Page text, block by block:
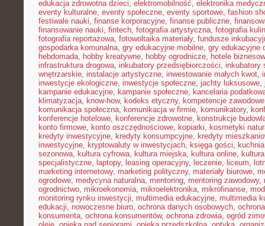
edukacja zdrowotna dzieci, elektromobilność, elektronika
eventy kulturalne, eventy społeczne, eventy sportowe, fashion
festiwale nauki, finanse korporacyjne, finanse publiczne,
finansowanie nauki, fintech, fotografia artystyczna, fotografia
fotografia reportażowa, fotowoltaika materiały, fundusze
gospodarka komunalna, gry edukacyjne mobilne, gry edukacyjne
hebdomada, hobby kreatywne, hobby ogrodnicze, hotele
infrastruktura drogowa, inkubatory przedsiębiorczości, inkubatory
wnętrzarskie, instalacje artystyczne, inwestowanie małych kwot,
inwestycje ekologiczne, inwestycje społeczne, jachty luksusowe,
kampanie edukacyjne, kampanie społeczne, kancelaria
klimatyzacja, know-how, kodeks etyczny, kompetencje zawodowe
komunikacja społeczna, komunikacja w firmie, komunikatory,
konferencje hotelowe, konferencje zdrowotne, konstrukcje
konto firmowe, konto oszczędnościowe, kopiarki, kosmetyki
kredyty inwestycyjne, kredyty konsumpcyjne, kredyty
inwestycyjne, kryptowaluty w inwestycjach, księga gości,
sezonowa, kultura cyfrowa, kultura miejska, kultura online,
specjalistyczne, laptopy, leasing operacyjny, leczenie, liceum,
marketing internetowy, marketing polityczny, materiały biurowe,
ogrodowe, medycyna naturalna, mentoring, mentoring zawodowy,
ogrodnictwo, mikroekonomia, mikroelektronika, mikrofinanse,
monitoring rynku inwestycji, multimedia edukacyjne, multimedia
edukacji, nowoczesne biuro, ochrona danych osobowych,
konsumenta, ochrona konsumentów, ochrona zdrowia, ogród